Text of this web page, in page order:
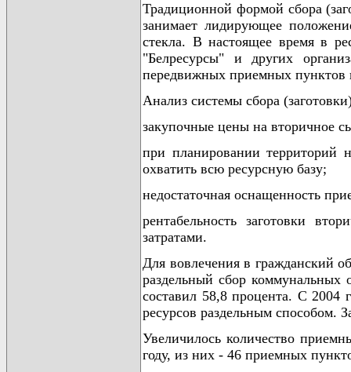
Традиционной формой сбора
занимает лидирующее
стекла. В настоящее время в
"Белресурсы" и других
передвижных приемных пунктов
Анализ системы сбора
закупочные цены на вторичное
при планировании территорий
охватить всю ресурсную базу;
недостаточная оснащенность
рентабельность заготовки
затратами.
Для вовлечения в гражданский
раздельный сбор коммунальных
составил 58,8 процента. С 2004
ресурсов раздельным способом.
Увеличилось количество
году, из них - 46 приемных